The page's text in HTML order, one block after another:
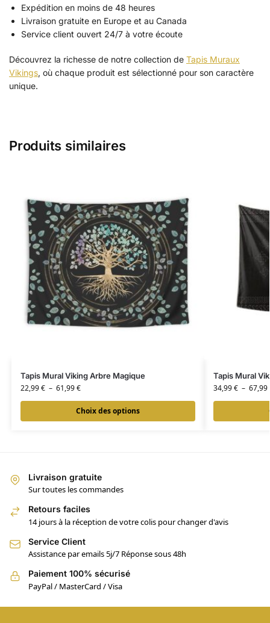
Expédition en moins de 48 heures
Livraison gratuite en Europe et au Canada
Service client ouvert 24/7 à votre écoute
Découvrez la richesse de notre collection de Tapis Muraux
Vikings, où chaque produit est sélectionné pour son caractère
unique.
Produits similaires
Tapis Mural Viking Arbre Magique
22,99€ – 61,99€
Choix des options
Tapis Mural
34,99€ – 67,99
Livraison gratuite
Sur toutes les commandes
Retours faciles
14 jours à la réception de votre colis pour changer d'avis
Service Client
Assistance par emails 5j/7 Réponse sous 48h
Paiement 100% sécurisé
PayPal / MasterCard / Visa